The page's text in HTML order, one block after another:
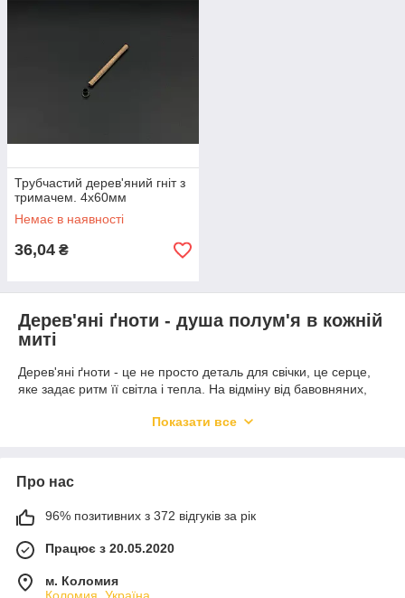
Трубчастий дерев'яний гніт з
тримачем. 4х60мм
Немає в наявності
36,04 ₴
Дерев'яні ґноти - душа полум'я в кожній
миті
Дерев'яні ґноти - це не просто деталь для свічки, це серце,
яке задає ритм її світла і тепла. На відміну від бавовняних,
потріскування нагадує затишний вечір біля каміна. Кожен гніт
емоцій, здатний зробити момент особливим.
Дерев'яні гноти горять довше і рівномірніше, забезпечуючи
стабільне полум'я, яке не коптить і не гасне від легкого
протягу. Вони ідеально підходять для свічок з натуральних
восків - соєвого, кокосового або бджолиного, посилюючи їхню
екологічність. Тонкий аромат деревини додає глибину
Показати все
Про нас
96% позитивних з 372 відгуків за рік
Працює з 20.05.2020
м. Коломия